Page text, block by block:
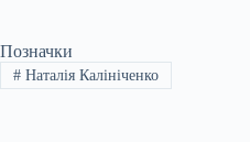
Позначки
#Наталія Калініченко